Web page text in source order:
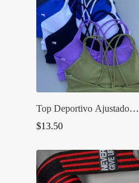
Top Deportivo Ajustado
para Mujer
$13.50